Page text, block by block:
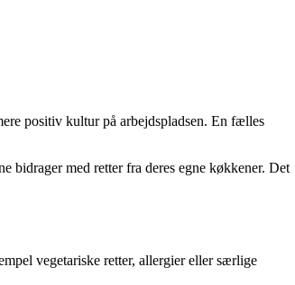
positiv kultur på arbejdspladsen. En fælles
bidrager med retter fra deres egne køkkener. Det
vegetariske retter, allergier eller særlige